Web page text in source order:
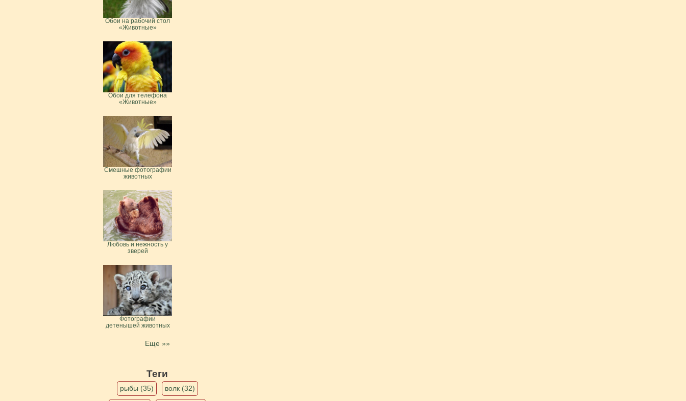
Обои на рабочий стол
«Животные»
Обои для телефона
«Животные»
Смешные фотографии
животных
Любовь и нежность у
зверей
Фотографии
детенышей животных
Еще »»
Теги
рыбы (35) волк (32)